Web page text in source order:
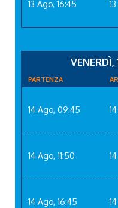
13 Ago, 16:45
PARTENZA
14 Ago, 09:45
14 Ago, 11:50
14 Ago, 16:45